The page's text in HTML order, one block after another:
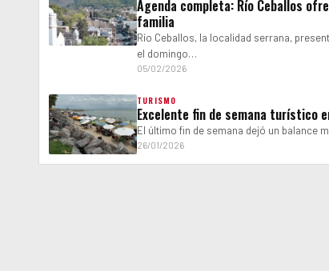
Agenda completa: Río Ceballos
familia
Río Ceballos, la localidad serrana,
el domingo…
05/02/2026
TURISMO
Excelente fin de semana turístico
El último fin de semana dejó un balance
26/01/2026